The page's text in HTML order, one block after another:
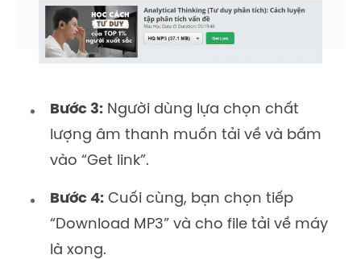
Bước 3: Người dùng lựa chọn chất
lượng âm thanh muốn tải về và bấm
vào “Get link”.
Bước 4: Cuối cùng, bạn chọn tiếp
“Download MP3” và cho file tải về máy
là xong.